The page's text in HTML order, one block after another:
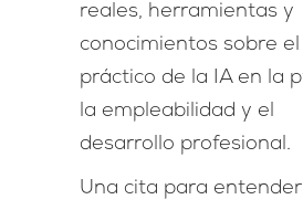
reales, herramientas y
conocimientos sobre el
práctico de la IA en la
la empleabilidad y el
desarrollo profesional.
Una cita para